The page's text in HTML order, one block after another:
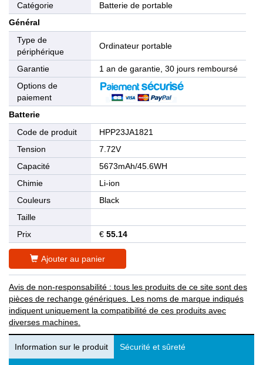
Catégorie
Batterie de portable
Général
Type de
périphérique
Ordinateur portable
Garantie
1 an de garantie, 30 jours remboursé
Options de
paiement
Batterie
Code de produit
HPP23JA1821
Tension
7.72V
Capacité
5673mAh/45.6WH
Chimie
Li-ion
Couleurs
Black
Taille
Prix
€ 55.14
Ajouter au panier
Avis de non-responsabilité : tous les produits de ce site sont des
pièces de rechange génériques. Les noms de marque indiqués
indiquent uniquement la compatibilité de ces produits avec
diverses machines.
Information sur le produit Sécurité et sûreté